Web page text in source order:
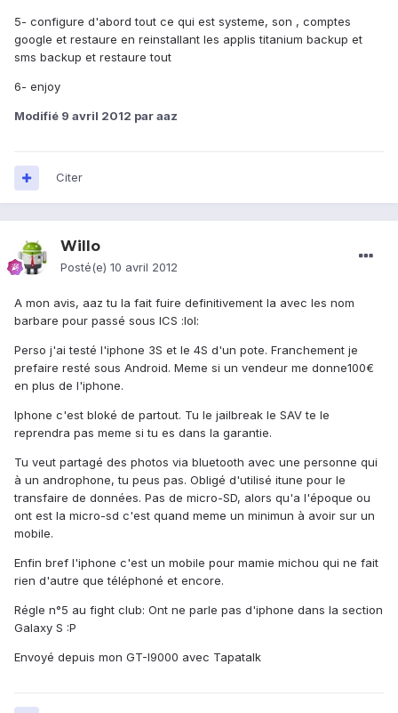
5- configure d'abord tout ce qui est systeme, son , comptes
google et restaure en reinstallant les applis titanium backup et
sms backup et restaure tout
6- enjoy
Modifié 9 avril 2012 par aaz
Citer
Willo
Posté(e) 10 avril 2012
A mon avis, aaz tu la fait fuire definitivement la avec les nom
barbare pour passé sous ICS :lol:
Perso j'ai testé l'iphone 3S et le 4S d'un pote. Franchement je
prefaire resté sous Android. Meme si un vendeur me donne100€
en plus de l'iphone.
Iphone c'est bloké de partout. Tu le jailbreak le SAV te le
reprendra pas meme si tu es dans la garantie.
Tu veut partagé des photos via bluetooth avec une personne qui
à un androphone, tu peus pas. Obligé d'utilisé itune pour le
transfaire de données. Pas de micro-SD, alors qu'a l'époque ou
ont est la micro-sd c'est quand meme un minimun à avoir sur un
mobile.
Enfin bref l'iphone c'est un mobile pour mamie michou qui ne fait
rien d'autre que téléphoné et encore.
Régle n°5 au fight club: Ont ne parle pas d'iphone dans la section
Galaxy S :P
Envoyé depuis mon GT-I9000 avec Tapatalk